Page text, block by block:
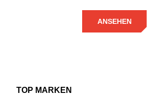
ANSEHEN
TOP MARKEN